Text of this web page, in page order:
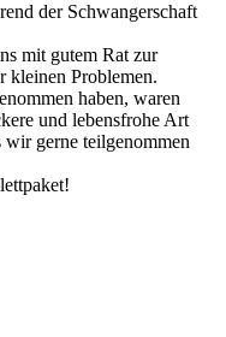
der Schwangerschaft
mit gutem Rat zur
kleinen Problemen.
haben, waren
und lebensfrohe Art
wir gerne teilgenommen